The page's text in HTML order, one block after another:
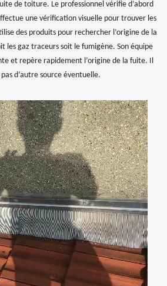
de toiture. Le professionnel vérifie d’abord
une vérification visuelle pour trouver les
des produits pour rechercher l’origine de la
les gaz traceurs soit le fumigène. Son équipe
et repère rapidement l’origine de la fuite. Il
d’autre source éventuelle.